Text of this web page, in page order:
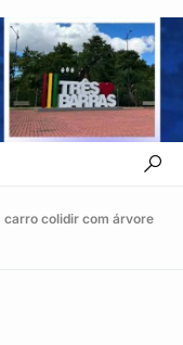
carro colidir com árvore